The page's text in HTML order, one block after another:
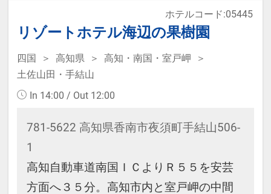
リゾートホテル海辺の果樹園
ホテルコード:05445
四国 高知県
高知・南国・室戸岬
土佐山田・手結山
In 14:00 / Out 12:00
781-5622 高知県香南市夜須町手結山506-
1
高知自動車道南国ＩＣよりＲ５５を安芸
方面へ３５分。高知市内と室戸岬の中間